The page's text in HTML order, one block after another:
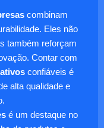
combinam
Eles não
também reforçam
Contar com
confiáveis é
alta qualidade e
é um destaque no